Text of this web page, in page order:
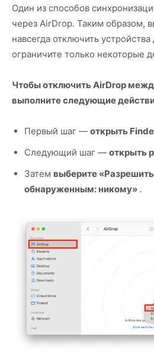
Один из способов
через AirDrop. Таким образом,
навсегда отключить
ограничите только некоторые
Чтобы отключить AirDrop
выполните следующие
Первый шаг — открыть
Следующий шаг — открыть
Затем выберите
обнаруженным: никому» .